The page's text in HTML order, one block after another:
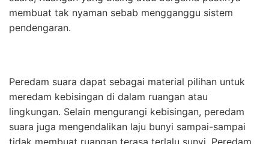
membuat tak nyaman sebab mengganggu sistem
pendengaran.
Peredam suara dapat sebagai material pilihan untuk
meredam kebisingan di dalam ruangan atau
lingkungan. Selain mengurangi kebisingan, peredam
suara juga mengendalikan laju bunyi sampai-sampai
tidak membuat ruangan terasa terlalu sunyi. Peredam